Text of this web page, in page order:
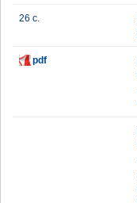
26 с.
pdf